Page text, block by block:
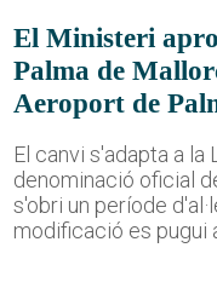
El Ministeri
Palma de
Aeroport de
El canvi s'adapta a
denominació oficial
s'obri un període
modificació es pugui